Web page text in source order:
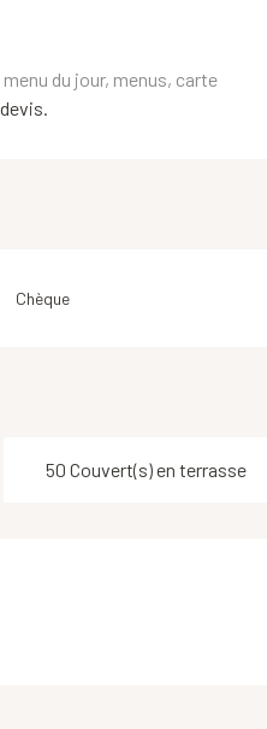
du jour, menus, carte
Chèque
50 Couvert(s) en terrasse